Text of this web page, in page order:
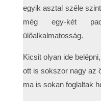
egyik asztal széle
még egy-két
ülőalkalmatosság.
Kicsit olyan ide
ott is sokszor nagy az
ma is sokan foglaltak